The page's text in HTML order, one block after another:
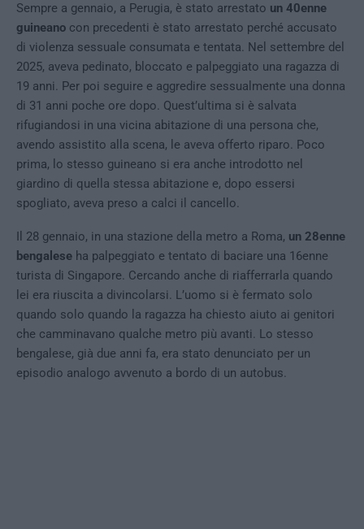
Sempre a gennaio, a Perugia, è stato arrestato un 40enne
guineano con precedenti è stato arrestato perché accusato
di violenza sessuale consumata e tentata. Nel settembre del
2025, aveva pedinato, bloccato e palpeggiato una ragazza di
19 anni. Per poi seguire e aggredire sessualmente una donna
di 31 anni poche ore dopo. Quest’ultima si è salvata
rifugiandosi in una vicina abitazione di una persona che,
avendo assistito alla scena, le aveva offerto riparo. Poco
prima, lo stesso guineano si era anche introdotto nel
giardino di quella stessa abitazione e, dopo essersi
spogliato, aveva preso a calci il cancello.
Il 28 gennaio, in una stazione della metro a Roma, un 28enne
bengalese ha palpeggiato e tentato di baciare una 16enne
turista di Singapore. Cercando anche di riafferrarla quando
lei era riuscita a divincolarsi. L’uomo si è fermato solo
quando solo quando la ragazza ha chiesto aiuto ai genitori
che camminavano qualche metro più avanti. Lo stesso
bengalese, già due anni fa, era stato denunciato per un
episodio analogo avvenuto a bordo di un autobus.